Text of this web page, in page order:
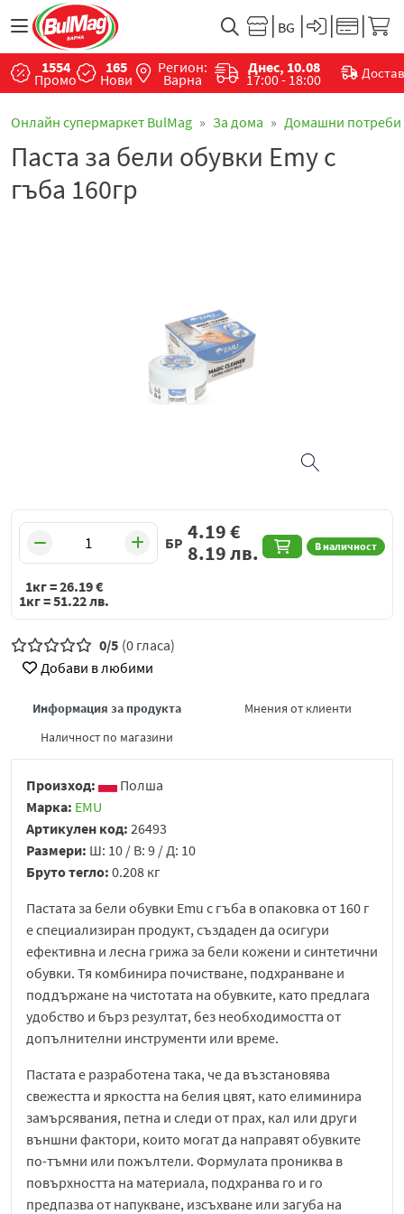
1554
Промо
165
Нови
Регион:
Варна
Днес, 10.08
17:00 - 18:00
Онлайн супермаркет BulMag За дома Домашни потреби
Паста за бели обувки Emy с
гъба 160гр
БР В наличност
4.19€
8.19лв.
1кг =26.19€
1кг =51.22лв.
0/5 (0 гласа)
Добави в любими
Информация за продукта
Мнения от клиенти
Наличност по магазини
Произход:
Полша
Марка: EMU
Артикулен код: 26493
Размери: Ш: 10 / В: 9 / Д: 10
Бруто тегло: 0.208 кг
Пастата за бели обувки Emu с гъба в опаковка от 160 г
е специализиран продукт, създаден да осигури
ефективна и лесна грижа за бели кожени и синтетични
обувки. Тя комбинира почистване, подхранване и
поддържане на чистотата на обувките, като предлага
удобство и бърз резултат, без необходимостта от
допълнителни инструменти или време.
Пастата е разработена така, че да възстановява
свежестта и яркостта на белия цвят, като елиминира
замърсявания, петна и следи от прах, кал или други
външни фактори, които могат да направят обувките
по-тъмни или пожълтели. Формулата прониква в
повърхността на материала, подхранва го и го
предпазва от напукване, изсъхване или загуба на